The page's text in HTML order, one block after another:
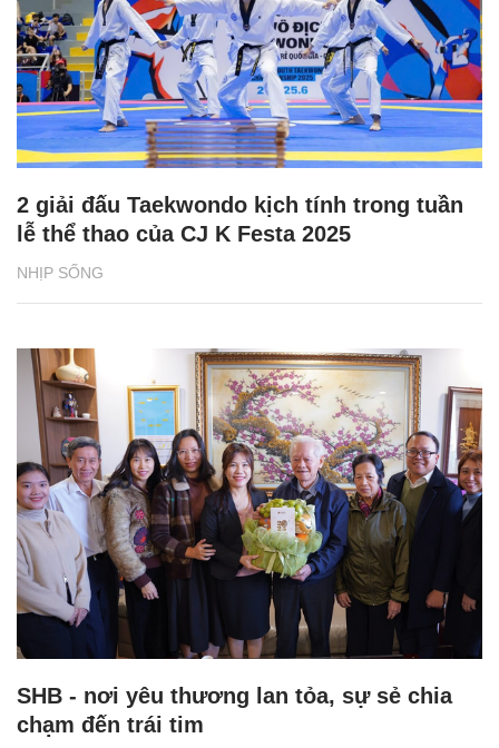
NHỊP SỐNG
2 giải đấu Taekwondo kịch tính trong tuần
lễ thể thao của CJ K Festa 2025
SHB - nơi yêu thương lan tỏa, sự sẻ chia
chạm đến trái tim